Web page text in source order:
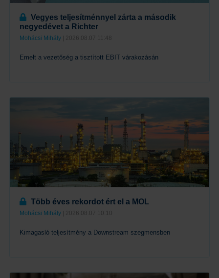
Vegyes teljesítménnyel zárta a második
negyedévet a Richter
Mohácsi Mihály | 2026.08.07 11:48
Emelt a vezetőség a tisztított EBIT várakozásán
Több éves rekordot ért el a MOL
Mohácsi Mihály | 2026.08.07 10:10
Kimagasló teljesítmény a Downstream szegmensben